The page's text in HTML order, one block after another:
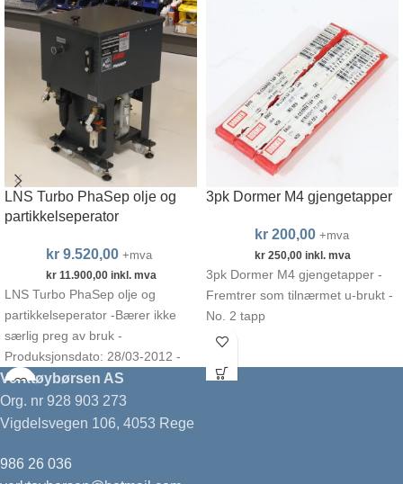
LNS Turbo PhaSep olje og
partikkelseperator
kr9.520,00 +mva
kr11.900,00inkl. mva
LNS Turbo PhaSep olje og
partikkelseperator -Bærer ikke
særlig preg av bruk -
Produksjonsdato: 28/03-2012 -
Rengjort, testet og klargjort for
bruk
3pk Dormer M4 gjengetapper
kr200,00 +mva
kr250,00inkl. mva
3pk Dormer M4 gjengetapper -
Fremtrer som tilnærmet u-brukt -
No. 2 tapp
Verktøybørsen AS
Org. nr 928 903 273
Vigdelsvegen 106, 4053 Rege
986 26 036